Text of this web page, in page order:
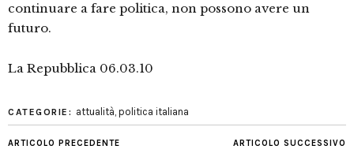
continuare a fare politica, non possono avere un
futuro.
La Repubblica 06.03.10
CATEGORIE: attualità, politica italiana
ARTICOLO PRECEDENTE ARTICOLO SUCCESSIVO